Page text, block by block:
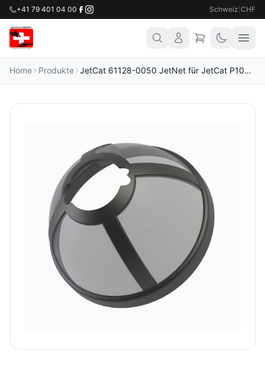
+41 79 401 04 00 Schweiz CHF
Home Produkte JetCat 61128-0050 JetNet für JetCat P100-RX, P130-RX, SPT10-RX